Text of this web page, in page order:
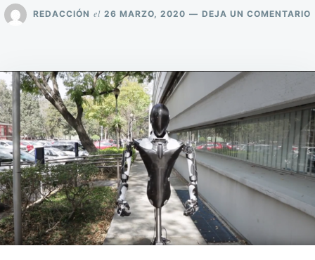
REDACCIÓN el 26 MARZO, 2020 DEJA UN COMENTARIO
E